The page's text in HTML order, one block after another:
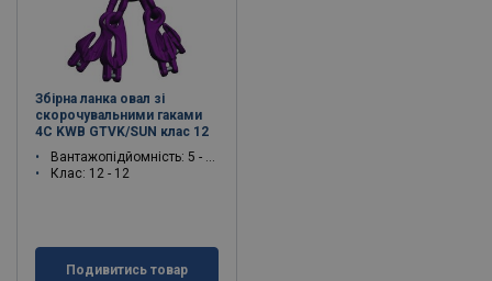
Збірна ланка овал зі
скорочувальними гаками
4C KWB GTVK/SUN клас 12
Вантажопідйомність: 5 - 25.6 тон
Клас: 12 - 12
Подивитись товар